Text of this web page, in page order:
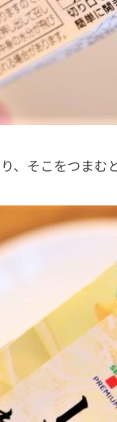
、そこをつまむ